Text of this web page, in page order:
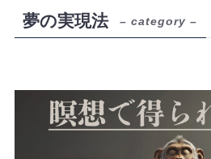
夢の実現法 – category –